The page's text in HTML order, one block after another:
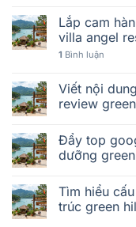
Lắp cam
villa angel
1 Bình luận
Viết nội
review
Đẩy top
dưỡng
Tìm hiểu
trúc green